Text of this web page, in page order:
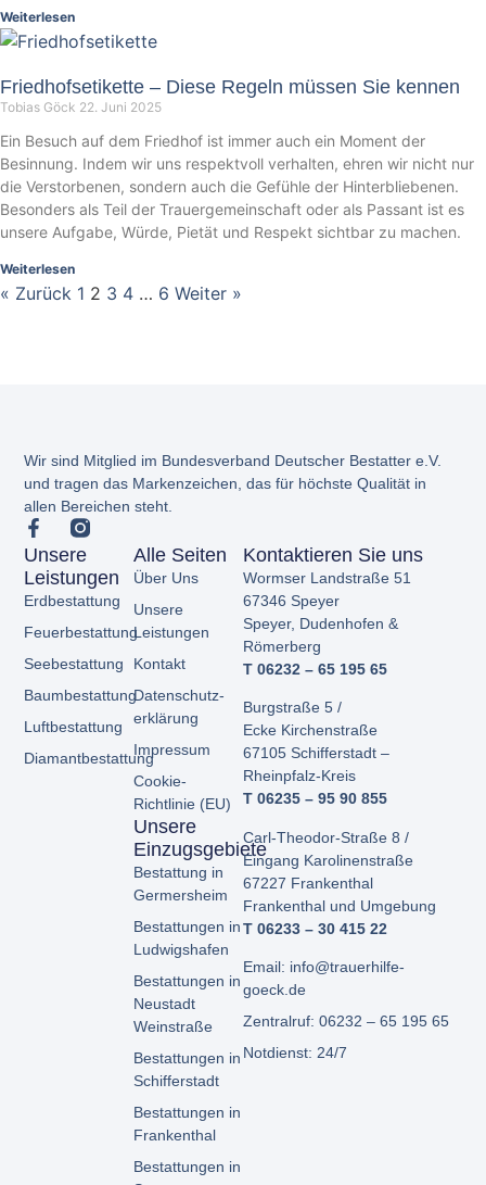
Weiterlesen
Friedhofsetikette – Diese Regeln müssen Sie kennen
Tobias Göck 22. Juni 2025
Ein Besuch auf dem Friedhof ist immer auch ein Moment der
Besinnung. Indem wir uns respektvoll verhalten, ehren wir nicht nur
die Verstorbenen, sondern auch die Gefühle der Hinterbliebenen.
Besonders als Teil der Trauergemeinschaft oder als Passant ist es
unsere Aufgabe, Würde, Pietät und Respekt sichtbar zu machen.
Weiterlesen
« Zurück 1 2 3 4 … 6 Weiter »
Wir sind Mitglied im Bundesverband Deutscher Bestatter e.V.
und tragen das Markenzeichen, das für höchste Qualität in
allen Bereichen steht.
Unsere
Leistungen
Erdbestattung
Feuerbestattung
Seebestattung
Baumbestattung
Luftbestattung
Diamantbestattung
Alle Seiten
Über Uns
Unsere
Leistungen
Kontakt
Datenschutz­
erklärung
Impressum
Cookie-
Richtlinie (EU)
Unsere
Einzugsgebiete
Bestattung in
Germersheim
Bestattungen in
Ludwigshafen
Bestattungen in
Neustadt
Weinstraße
Bestattungen in
Schifferstadt
Bestattungen in
Frankenthal
Bestattungen in
Kontaktieren Sie uns
Wormser Landstraße 51
67346 Speyer
Speyer, Dudenhofen &
Römerberg
T 06232 – 65 195 65
Burgstraße 5 /
Ecke Kirchenstraße
67105 Schifferstadt –
Rheinpfalz-Kreis
T 06235 – 95 90 855
Carl-Theodor-Straße 8 /
Eingang Karolinenstraße
67227 Frankenthal
Frankenthal und Umgebung
T 06233 – 30 415 22
Email: info@trauerhilfe-
goeck.de
Zentralruf: 06232 – 65 195 65
Notdienst: 24/7